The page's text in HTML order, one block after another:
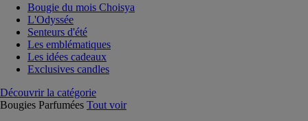
Bougie du mois Choisya
L'Odyssée
Senteurs d'été
Les emblématiques
Les idées cadeaux
Exclusives candles
Découvrir la catégorie
Bougies Parfumées Tout voir